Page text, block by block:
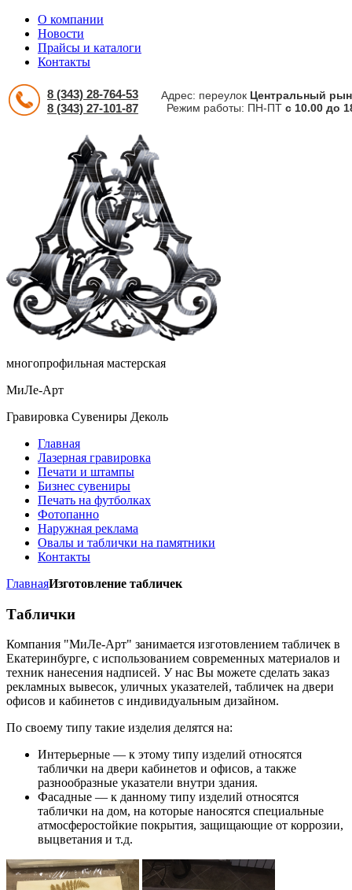
О компании
Новости
Прайсы и каталоги
Контакты
8 (343) 28-764-53
8 (343) 27-101-87
Адрес: переулок Центральный
Режим работы: ПН-ПТ с 10.00 до
многопрофильная мастерская
МиЛе-Арт
Гравировка Сувениры Деколь
Главная
Лазерная гравировка
Печати и штампы
Бизнес сувениры
Печать на футболках
Фотопанно
Наружная реклама
Овалы и таблички на памятники
Контакты
ГлавнаяИзготовление табличек
Таблички
Компания "МиЛе-Арт" занимается изготовлением табличек в
Екатеринбурге, с использованием современных материалов и
техник нанесения надписей. У нас Вы можете сделать заказ
рекламных вывесок, уличных указателей, табличек на двери
офисов и кабинетов с индивидуальным дизайном.
По своему типу такие изделия делятся на:
Интерьерные — к этому типу изделий относятся
таблички на двери кабинетов и офисов, а также
разнообразные указатели внутри здания.
Фасадные — к данному типу изделий относятся
таблички на дом, на которые наносятся специальные
атмосферостойкие покрытия, защищающие от коррозии,
выцветания и т.д.